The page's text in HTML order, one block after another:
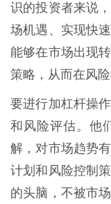
识的投资者来说
场机遇、实现快
能够在市场出现
策略，从而在风
要进行加杠杆操
和风险评估。他
解，对市场趋势
计划和风险控制
的头脑，不被市